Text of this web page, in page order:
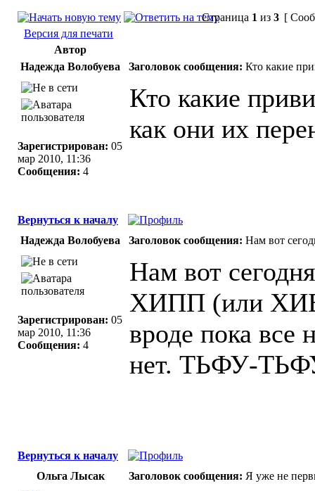
Страница 1 из 3 [
Версия для печати
Автор
Надежда Волобуева
Заголовок сообщения: Кто какие
Зарегистрирован: 05
мар 2010, 11:36
Сообщения: 4
Кто какие
как они их
Вернуться к началу
Надежда Волобуева
Заголовок сообщения: Нам вот
Зарегистрирован: 05
мар 2010, 11:36
Сообщения: 4
Нам вот
ХИПП (или ХИБ
вроде пока все
нет. ТЬФУ-
Вернуться к началу
Ольга Лысак
Заголовок сообщения: Я уже не